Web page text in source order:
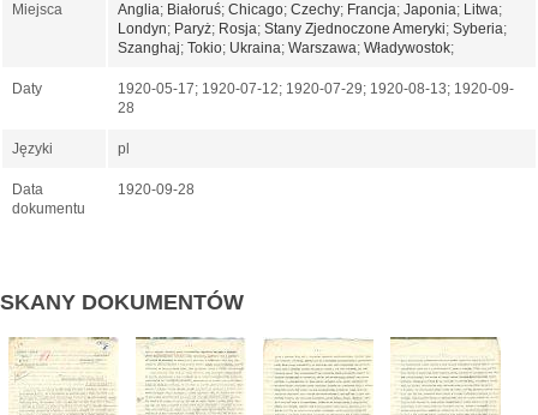
Miejsca Anglia; Białoruś; Chicago; Czechy; Francja; Japonia; Litwa;
Londyn; Paryż; Rosja; Stany Zjednoczone Ameryki; Syberia;
Szanghaj; Tokio; Ukraina; Warszawa; Władywostok;
Daty
1920-05-17; 1920-07-12; 1920-07-29; 1920-08-13; 1920-09-
28
Języki pl
Data
dokumentu
1920-09-28
SKANY DOKUMENTÓW